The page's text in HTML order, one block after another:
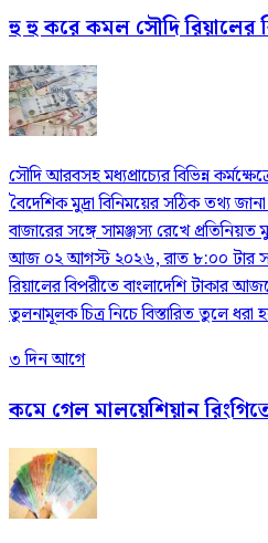
হু হু করে কমল সৌদি রিয়ালের
সৌদি আরবসহ মধ্যপ্রাচ্যের বিভিন্ন
বৈদেশিক মুদ্রা বিনিময়ের সঠিক তথ্য
বাজারের সঙ্গে সামঞ্জস্য রেখে প্রতিনিয়ত
আজ ০২ আগস্ট ২০২৬, রাত ৮:০০ টার
রিয়ালের বিপরীতে বাংলাদেশি টাকার
তুলনামূলক চিত্র নিচে বিস্তারিত তুলে ধরা
৩ দিন আগে
কমে গেল মালয়েশিয়ান